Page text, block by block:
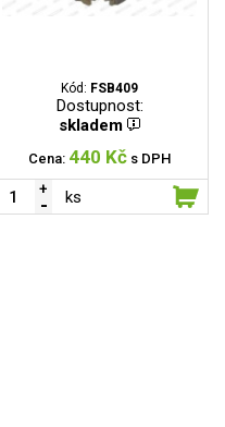
Kód: FSB409
Dostupnost:
skladem
Cena: 440 Kč s DPH
ks